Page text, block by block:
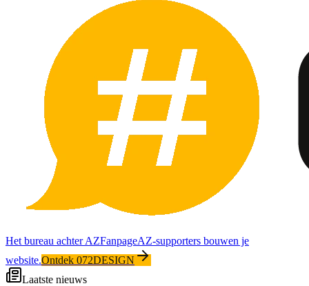
Het bureau achter AZFanpageAZ-supporters bouwen je
website.Ontdek 072DESIGN
Laatste nieuws